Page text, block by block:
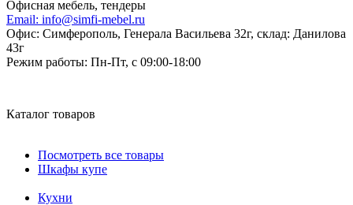
Офисная мебель, тендеры
Email: info@simfi-mebel.ru
Офис: Симферополь, Генерала Васильева 32г, склад: Данилова
43г
Режим работы: Пн-Пт, с 09:00-18:00
Каталог товаров
Посмотреть все товары
Шкафы купе
Кухни